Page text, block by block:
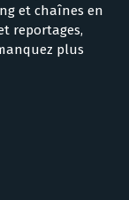
et chaînes en
reportages,
plus